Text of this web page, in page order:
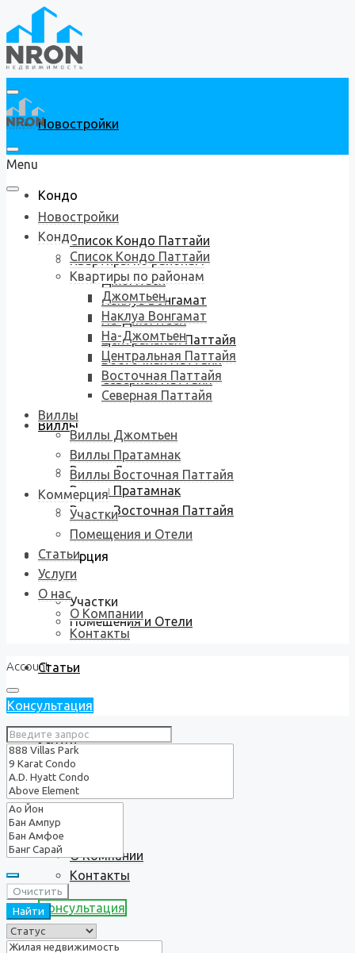
Новостройки
Кондо
Список Кондо Паттайи
Квартиры по районам
Джомтьен
Наклуа Вонгамат
На-Джомтьен
Центральная Паттайя
Восточная Паттайя
Северная Паттайя
Виллы
Виллы Джомтьен
Виллы Пратамнак
Виллы Восточная Паттайя
Коммерция
Участки
Помещения и Отели
Статьи
Услуги
О нас
О Компании
Контакты
Консультация
Menu
Новостройки
Кондо
Список Кондо Паттайи
Квартиры по районам
Джомтьен
Наклуа Вонгамат
На-Джомтьен
Центральная Паттайя
Восточная Паттайя
Северная Паттайя
Виллы
Виллы Джомтьен
Виллы Пратамнак
Виллы Восточная Паттайя
Коммерция
Участки
Помещения и Отели
Статьи
Услуги
О нас
О Компании
Контакты
Account
Консультация
Очистить
Найти